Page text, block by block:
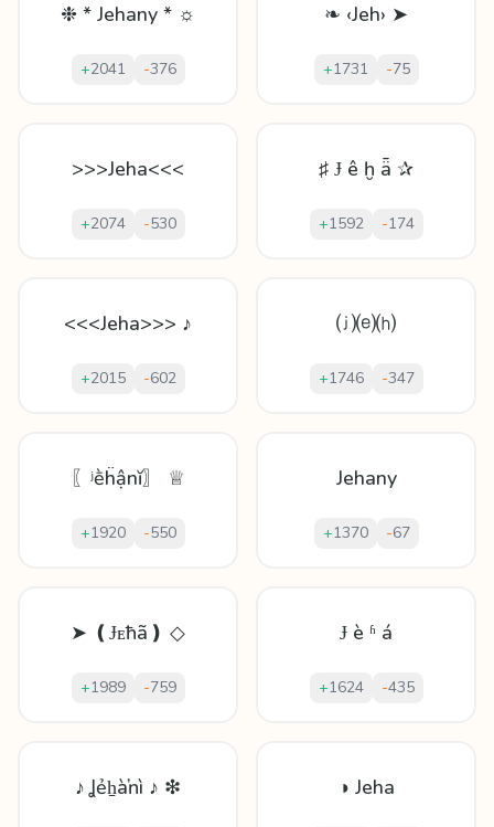
❉ * Jehany * ☼
+2041 -376
❧ ‹Jeh› ➤
+1731 -75
>>>Jeha<<<
+2074 -530
♯ Ɉ ê ḫ ǟ ✰
+1592 -174
<<<Jeha>>> ♪
+2015 -602
⒥⒠⒣
+1746 -347
〖ʲḕḧậnĭ〗 ♕
+1920 -550
Jehany
+1370 -67
➤ ❪Ɉᴇħã❫ ◇
+1989 -759
Ɉ è ʱ á
+1624 -435
♪ Ʝẻẖàŉì ♪ ❇ ◑ Jeha